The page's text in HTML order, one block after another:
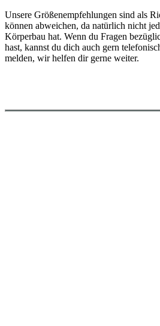
Unsere Größenempfehlungen sind als
können abweichen, da natürlich nicht
Körperbau hat. Wenn du Fragen
hast, kannst du dich auch gern
melden, wir helfen dir gerne weiter.